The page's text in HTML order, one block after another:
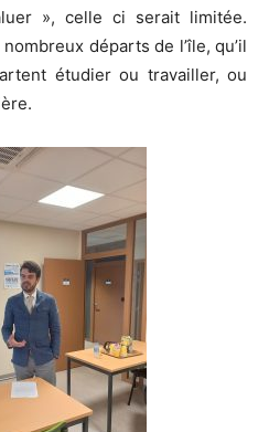
», celle ci serait limitée.
départs de l’île, qu’il
étudier ou travailler, ou